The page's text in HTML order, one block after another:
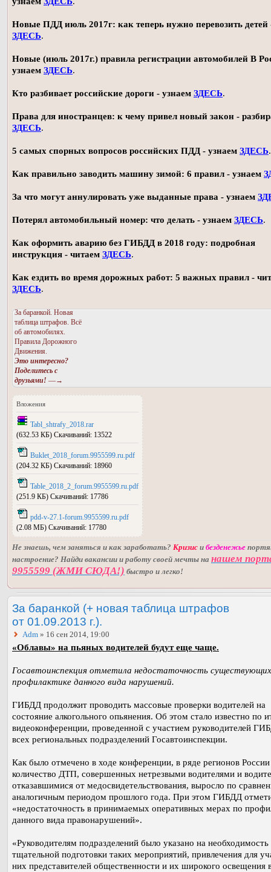
Новые ПДД июль 2017г: как теперь нужно перевозить детей
ЗДЕСЬ.
Новые (июль 2017г.) правила регистрации автомобилей В
узнаем ЗДЕСЬ.
Кто разбивает российские дороги - узнаем ЗДЕСЬ.
Права для иностранцев: к чему привел новый закон -
ЗДЕСЬ.
5 самых спорных вопросов российских ПДД - узнаем ЗДЕСЬ.
Как правильно заводить машину зимой: 6 правил - узнаем
За что могут аннулировать уже выданные права - узнаем
Потерял автомобильный номер: что делать - узнаем ЗДЕСЬ.
Как оформить аварию без ГИБДД в 2018 году: подробная
инструкция - читаем ЗДЕСЬ.
Как ездить во время дорожных работ: 5 важных правил -
ЗДЕСЬ.
За баранкой. Новая
таблица штрафов. Всё
об автомобилях.
Правила Дорожного
Движения.
Это интересно?
Поделитесь с
друзьями! —→
Вложения
Tabl_shtrafy_2018.rar
(632.53 КБ) Скачиваний: 13522
Buklet_2018_forum.9955599.ru.pdf
(204.32 КБ) Скачиваний: 18960
Table_2018_2_forum.9955599.ru.pdf
(251.9 КБ) Скачиваний: 17786
pdd-v-27.1-forum.9955599.ru.pdf
(2.08 МБ) Скачиваний: 17780
Не знаешь, чем заняться и как заработать? Кризис и безденежье
настроение? Найди вакансии и работу своей мечты на нашем
9955599 (ЖМИ СЮДА!) быстро и легко!
За баранкой (+ новая таблица штрафов
от 01.09.2013 г.).
Adm » 16 сен 2014, 19:00
«Облавы» на пьяных водителей будут еще чаще.
Госавтоинспекция отметила недостаточность
профилактике данного вида нарушений.
ГИБДД продолжит проводить массовые проверки водителей на
состояние алкогольного опьянения. Об этом стало известно по
видеоконференции, проведенной с участием руководителей
всех региональных подразделений Госавтоинспекции.
Как было отмечено в ходе конференции, в ряде регионов
количество ДТП, совершенных нетрезвыми водителями и
отказавшимися от медосвидетельствования, выросло по
аналогичным периодом прошлого года. При этом ГИБДД
«недостаточность в принимаемых оперативных мерах по
данного вида правонарушений».
«Руководителям подразделений было указано на необходимость
тщательной подготовки таких мероприятий, привлечения для
них представителей общественности и их широкого освещения